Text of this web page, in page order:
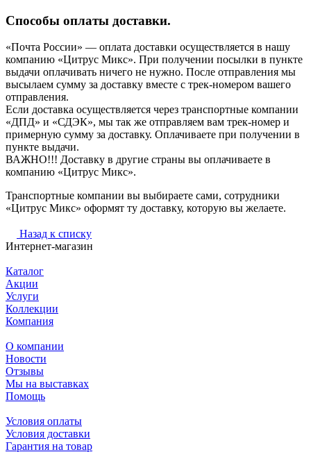
Способы оплаты доставки.
«Почта России» — оплата доставки осуществляется в нашу
компанию «Цитрус Микс». При получении посылки в пункте
выдачи оплачивать ничего не нужно. После отправления мы
высылаем сумму за доставку вместе с трек-номером вашего
отправления.
Если доставка осуществляется через транспортные компании
«ДПД» и «СДЭК», мы так же отправляем вам трек-номер и
примерную сумму за доставку. Оплачиваете при получении в
пункте выдачи.
ВАЖНО!!! Доставку в другие страны вы оплачиваете в
компанию «Цитрус Микс».
Транспортные компании вы выбираете сами, сотрудники
«Цитрус Микс» оформят ту доставку, которую вы желаете.
Назад к списку
Интернет-магазин
Каталог
Акции
Услуги
Коллекции
Компания
О компании
Новости
Отзывы
Мы на выставках
Помощь
Условия оплаты
Условия доставки
Гарантия на товар